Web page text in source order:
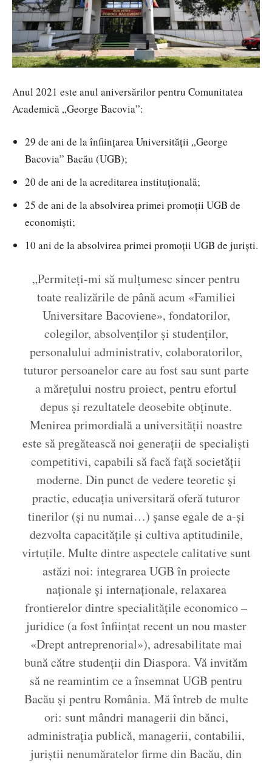
Anul 2021 este anul aniversărilor pentru Comunitatea
Academică „George Bacovia”:
29 de ani de la înființarea Universității „George
Bacovia” Bacău (UGB);
20 de ani de la acreditarea instituțională;
25 de ani de la absolvirea primei promoții UGB de
economiști;
10 ani de la absolvirea primei promoții UGB de juriști.
„Permiteți-mi să mulțumesc sincer pentru
toate realizările de până acum «Familiei
Universitare Bacoviene», fondatorilor,
colegilor, absolvenților și studenților,
personalului administrativ, colaboratorilor,
tuturor persoanelor care au fost sau sunt parte
a mărețului nostru proiect, pentru efortul
depus și rezultatele deosebite obținute.
Menirea primordială a universității noastre
este să pregătească noi generații de specialiști
competitivi, capabili să facă față societății
moderne. Din punct de vedere teoretic și
practic, educația universitară oferă tuturor
tinerilor (și nu numai…) șanse egale de a-și
dezvolta capacitățile și cultiva aptitudinile,
virtuțile. Multe dintre aspectele calitative sunt
astăzi noi: integrarea UGB în proiecte
naționale și internaționale, relaxarea
frontierelor dintre specialitățile economico –
juridice (a fost înființat recent un nou master
«Drept antreprenorial»), adresabilitate mai
bună către studenții din Diaspora. Vă invităm
să ne reamintim ce a însemnat UGB pentru
Bacău și pentru România. Mă întreb de multe
ori: sunt mândri managerii din bănci,
administrația publică, managerii, contabilii,
juriștii nenumăratelor firme din Bacău, din